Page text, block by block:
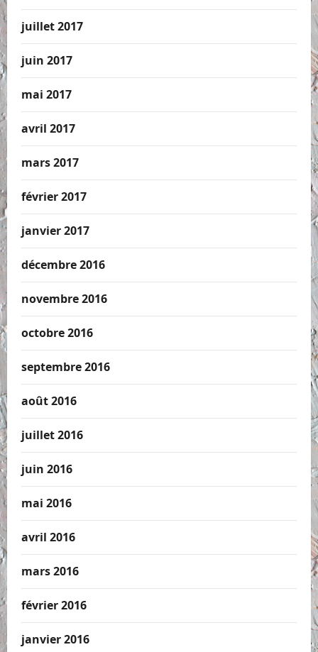
juillet 2017
juin 2017
mai 2017
avril 2017
mars 2017
février 2017
janvier 2017
décembre 2016
novembre 2016
octobre 2016
septembre 2016
août 2016
juillet 2016
juin 2016
mai 2016
avril 2016
mars 2016
février 2016
janvier 2016